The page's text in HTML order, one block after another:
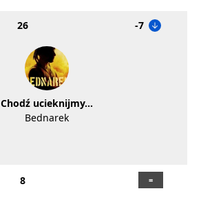
26 -7
Chodź ucieknijmy...
Bednarek
8